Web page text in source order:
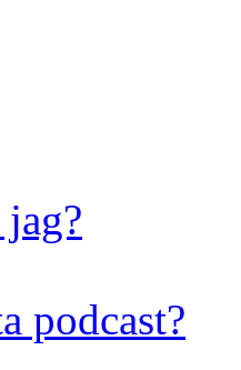
podcast?